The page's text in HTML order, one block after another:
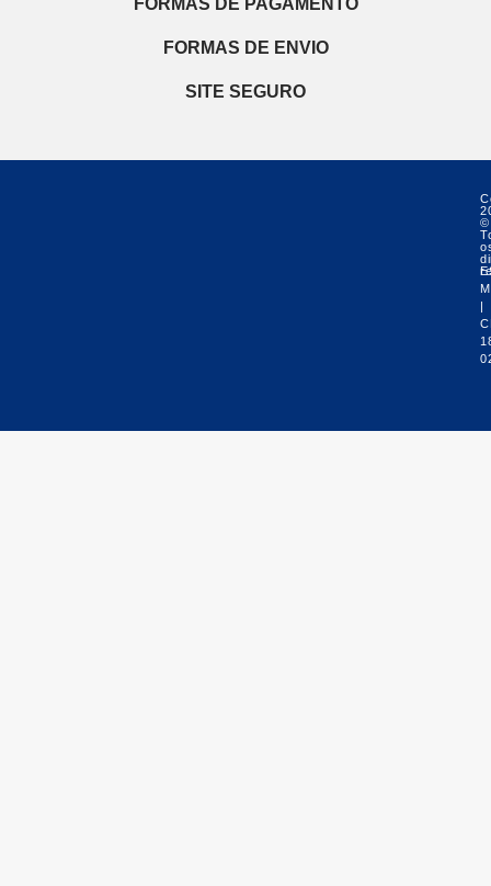
FORMAS DE ENVIO
SITE SEGURO
©
|